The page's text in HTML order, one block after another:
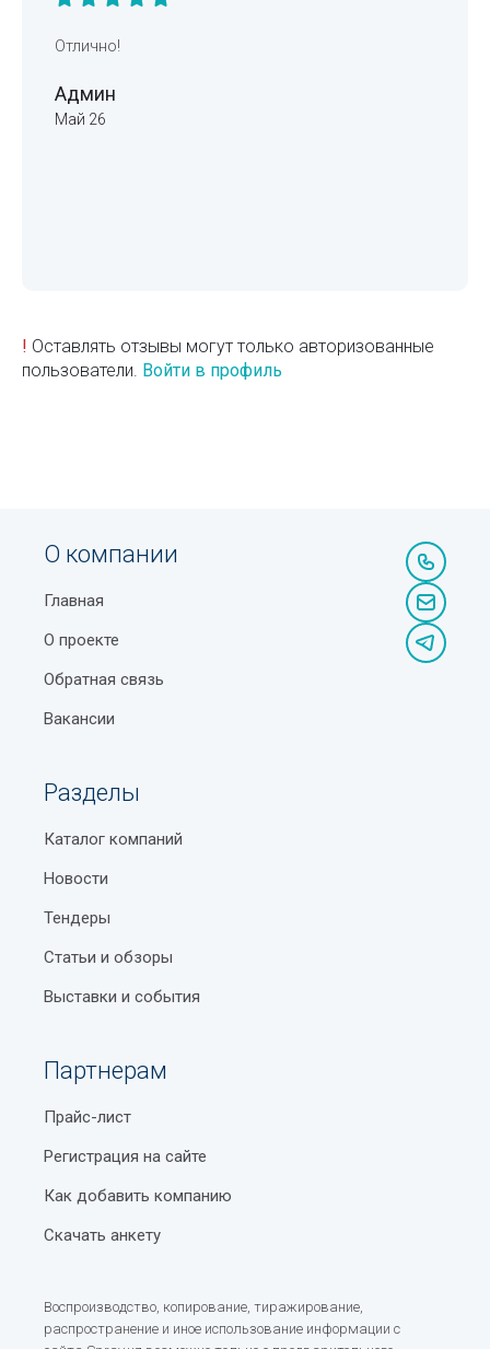
Отлично!
Админ
Май 26
! Оставлять отзывы могут только авторизованные
пользователи. Войти в профиль
О компании
Главная
О проекте
Обратная связь
Вакансии
Разделы
Каталог компаний
Новости
Тендеры
Статьи и обзоры
Выставки и события
Партнерам
Прайс-лист
Регистрация на сайте
Как добавить компанию
Скачать анкету
Воспроизводство, копирование, тиражирование,
распространение и иное использование информации с